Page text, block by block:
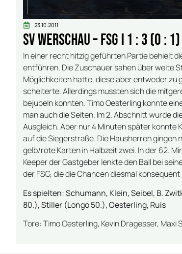
23.10.2011
SV Werschau – FSG I 1 : 3 (0 : 1)
In einer recht hitzig geführten Partie behielt
entführen. Die Zuschauer sahen über weite
Möglichkeiten hatte, diese aber entweder zu
scheiterte. Allerdings mussten sich die
bejubeln konnten. Timo Oesterling konnte
man auch die Seiten. Im 2. Abschnitt wurde
Ausgleich. Aber nur 4 Minuten später konnte
auf die Siegerstraße. Die Hausherren gingen
gelb/rote Karten in Halbzeit zwei. In der 62.
Keeper der Gastgeber lenkte den Ball bei
der FSG, die die Chancen diesmal
Es spielten: Schumann, Klein, Seibel, B.
80.), Stiller (Longo 50.), Oesterling, Ruis
Tore: Timo Oesterling, Kevin Dragesser, Maxi